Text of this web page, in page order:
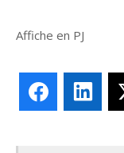
Affiche en PJ
Facebook